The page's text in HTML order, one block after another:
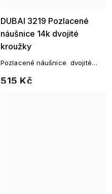
DUBAI 3219 Pozlacené
náušnice 14k dvojité
kroužky
Ellami
515 Kč
Pozlacené náušnice dvojité